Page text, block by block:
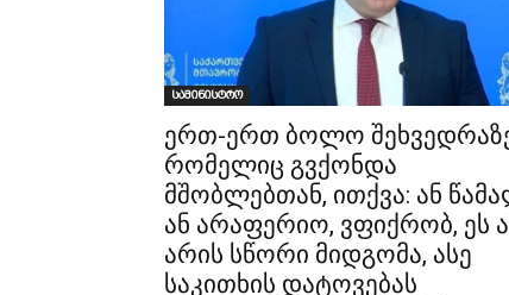
სამინისტრო
ერთ-ერთ ბოლო
რომელიც გვქონდა
მშობლებთან, ითქვა: ან
ან არაფერიო, ვფიქრობ, ეს
არის სწორი მიდგომა, ასე
საკითხის დატოვებას